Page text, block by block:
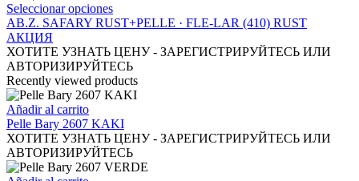
de
producto
se
pueden
en
la
página
de
Seleccionar opcionesEste
producto
múltiples
variantes.
Las
opciones
pueden
elegir
en
la
AB.Z. SAFARY RUST+PELLE · FLE-LAR (410) RUST
АКЦИЯ
ХОТИТЕ УЗНАТЬ ЦЕНУ - ЗАРЕГИСТРИРУЙТЕСЬ ИЛИ
АВТОРИЗИРУЙТЕСЬ
Recently viewed products
Añadir al carrito
Pelle Bary 2607 KAKI
ХОТИТЕ УЗНАТЬ ЦЕНУ - ЗАРЕГИСТРИРУЙТЕСЬ ИЛИ
АВТОРИЗИРУЙТЕСЬ